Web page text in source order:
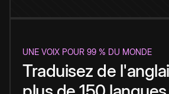
UNE VOIX POUR 99 % DU MONDE
Traduisez de